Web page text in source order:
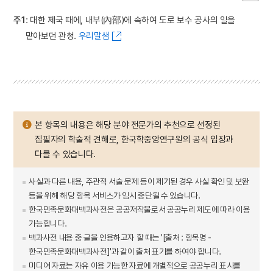
주1: 대한 제국 때에, 내부(內部)에 속하여 도로 보수 공사의 일을
맡아보던 관청. 우리말샘
본 항목의 내용은 해당 분야 전문가의 추천으로 선정된
집필자의 학술적 견해로, 한국학중앙연구원의 공식 입장과
다를 수 있습니다.
사실과 다른 내용, 주관적 서술 문제 등이 제기된 경우 사실 확인 및 보완
등을 위해 해당 항목 서비스가 임시 중단될 수 있습니다.
한국민족문화대백과사전은 공공저작물로서 공공누리 제도에 따라 이용
가능합니다.
백과사전 내용 중 글을 인용하고자 할 때는 '[출처 : 항목명 -
한국민족문화대백과사전]'과 같이 출처 표기를 하여야 합니다.
미디어 자료는 자유 이용 가능한 자료에 개별적으로 공공누리 표시를